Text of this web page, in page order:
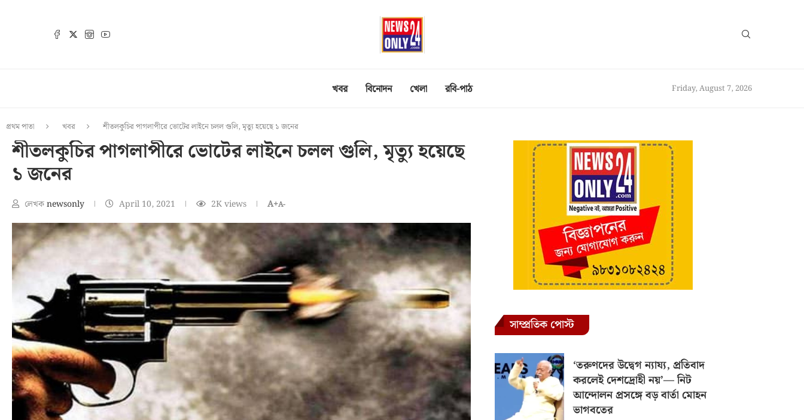
খবর বিনোদন খেলা রবি-পাঠ Friday, August 7, 2026
প্রথম পাতা খবর শীতলকুচির পাগলাপীরে ভোটের লাইনে চলল গুলি, মৃত্যু হয়েছে ১ জনের
শীতলকুচির পাগলাপীরে ভোটের লাইনে চলল গুলি, মৃত্যু হয়েছে
১ জনের
লেখকnewsonly April 10, 2021 2Kviews A+A-
সাম্প্রতিক পোস্ট
‘তরুণদের উদ্বেগ ন্যায্য, প্রতিবাদ
করলেই দেশদ্রোহী নয়’— নিট
আন্দোলন প্রসঙ্গে বড় বার্তা মোহন
ভাগবতের